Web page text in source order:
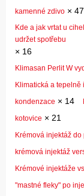
kamenné zdivo × 47
Kde a jak vrtat u
udržet spotřebu
× 16
Klimasan Perlit W
Klimatická a tepelně
kondenzace × 14
kotovice × 21
Krémová injektáž
krémová injektáž
Krémové injektáže
"mastné fleky" po